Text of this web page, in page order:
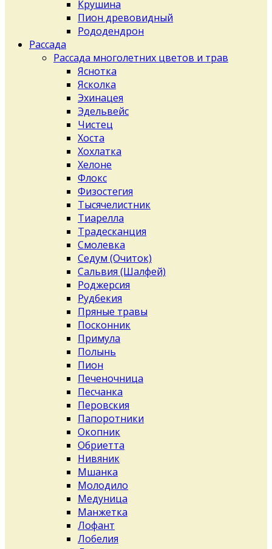
Крушина
Пион древовидный
Рододендрон
Рассада
Рассада многолетних цветов и трав
Яснотка
Ясколка
Эхинацея
Эдельвейс
Чистец
Хоста
Хохлатка
Хелоне
Флокс
Физостегия
Тысячелистник
Тиарелла
Традесканция
Смолевка
Седум (Очиток)
Сальвия (Шалфей)
Роджерсия
Рудбекия
Пряные травы
Посконник
Примула
Полынь
Пион
Печеночница
Песчанка
Перовския
Папоротники
Окопник
Обриетта
Нивяник
Мшанка
Молодило
Медуница
Манжетка
Лофант
Лобелия